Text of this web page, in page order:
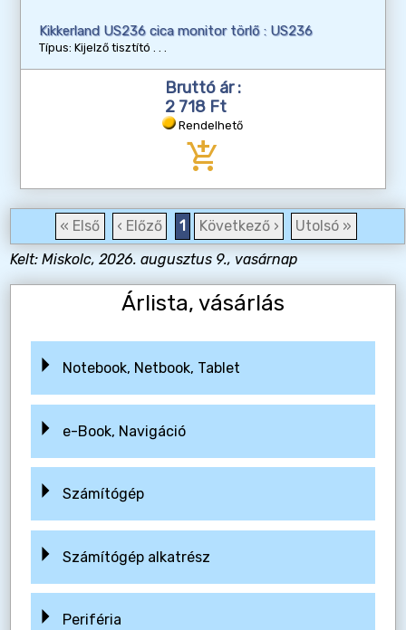
Kikkerland US236 cica monitor törlő : US236
Típus: Kijelző tisztító
Bruttó ár :
2 718 Ft
Rendelhető
add_shopping_cart
« Első ‹ Előző 1 Következő ›
Utolsó »
Kelt: Miskolc, 2026. augusztus 9., vasárnap
Árlista, vásárlás
Notebook, Netbook, Tablet
e-Book, Navigáció
Számítógép
Számítógép alkatrész
Periféria